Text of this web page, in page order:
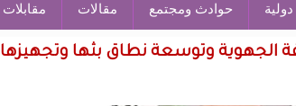
دولية حوادث ومجتمع مقالات مقابلات
الجهوية وتوسعة نطاق بثها وتجهيزها